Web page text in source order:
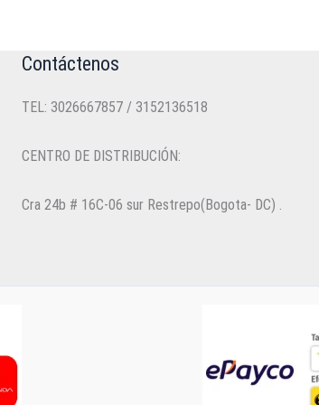
Contáctenos
TEL: 3026667857 / 3152136518
CENTRO DE DISTRIBUCIÓN:
Cra 24b # 16C-06 sur Restrepo(Bogota- DC) .